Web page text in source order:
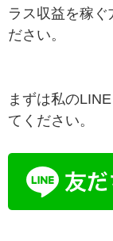
ラス収益を稼ぐ
ださい。
まずは私の
てください。